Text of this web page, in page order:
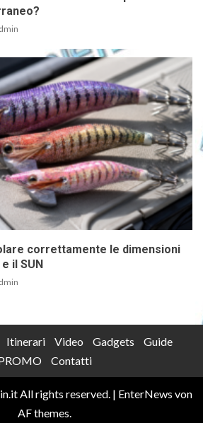
correttamente le dimensioni
il SUN
Itinerari Video Gadgets
Guide
Contatti
All rights reserved. | EnterNews von
AF themes.